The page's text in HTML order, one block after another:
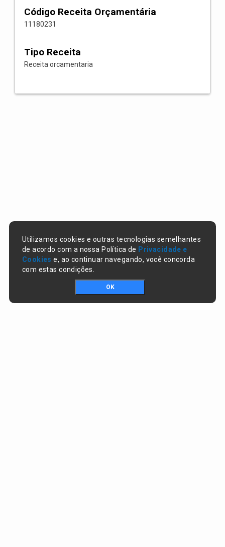
Código Receita Orçamentária
11180231
Tipo Receita
Receita orcamentaria
Utilizamos cookies e outras tecnologias semelhantes
de acordo com a nossa Política de Privacidade e
Cookies e, ao continuar navegando, você concorda
com estas condições.
OK